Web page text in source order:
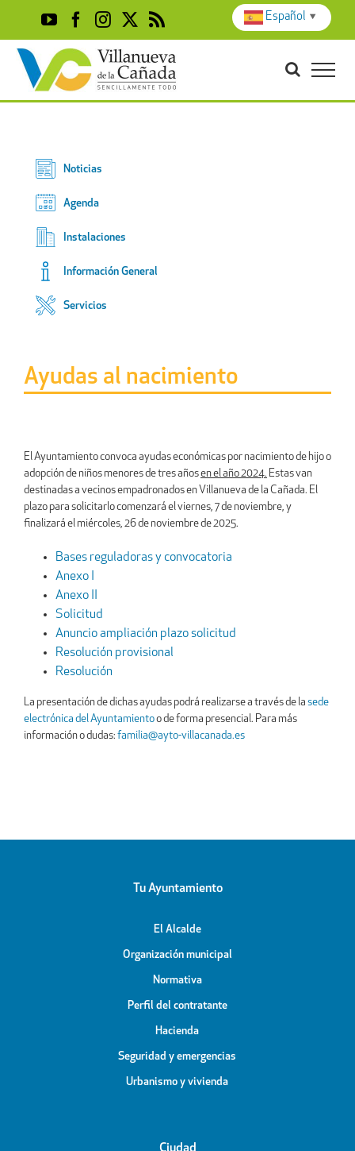
content
YouTubeFacebook
Instagram
X Rss
Ayudas al nacimiento
El Ayuntamiento convoca ayudas económicas por nacimiento de hijo o
adopción de niños menores de tres añosen el año 2024. Estas van
destinadas a vecinos empadronados en Villanueva de la Cañada. El
plazo para solicitarlo comenzará el viernes, 7 de noviembre, y
finalizará el miércoles, 26 de noviembre de 2025.
Bases reguladoras y convocatoria
Anexo I
Anexo II
Solicitud
Anuncio ampliación plazo solicitud
Resolución provisional
Resolución
La presentación de dichas ayudas podrá realizarse a través de la sede
electrónica del Ayuntamientoo de forma presencial. Para más
información o dudas: familia@ayto-villacanada.es
Noticias
Agenda
Instalaciones
Información General
Servicios
Tu Ayuntamiento
El Alcalde
Organización municipal
Normativa
Perfil del contratante
Hacienda
Seguridad y emergencias
Urbanismo y vivienda
Español ▼